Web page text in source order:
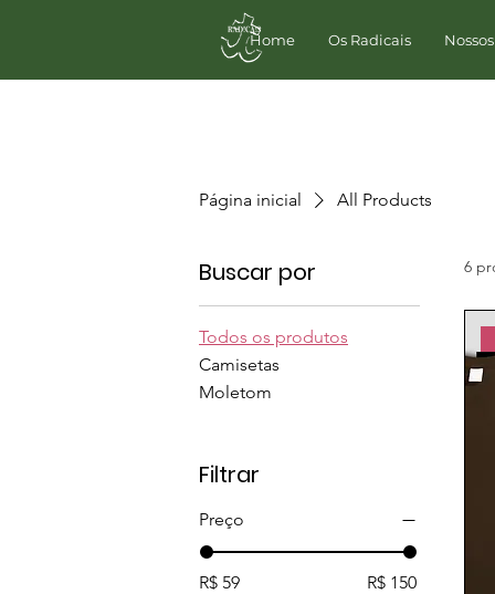
Home Os Radicais
Página inicial All Products
Buscar por
Todos os produtos
Camisetas
Moletom
Filtrar
Preço
R$ 59 R$ 150
6